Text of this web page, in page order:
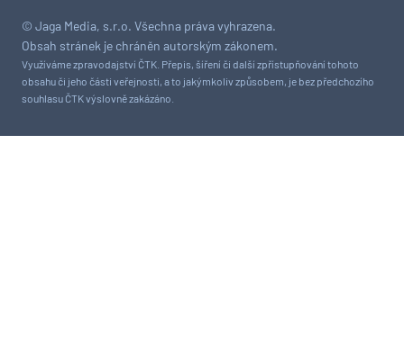
© Jaga Media, s.r.o. Všechna práva vyhrazena.
Obsah stránek je chráněn autorským zákonem.
Využíváme zpravodajství ČTK. Přepis, šíření či další zpřístupňování tohoto
obsahu či jeho části veřejnosti, a to jakýmkoliv způsobem, je bez předchozího
souhlasu ČTK výslovně zakázáno.